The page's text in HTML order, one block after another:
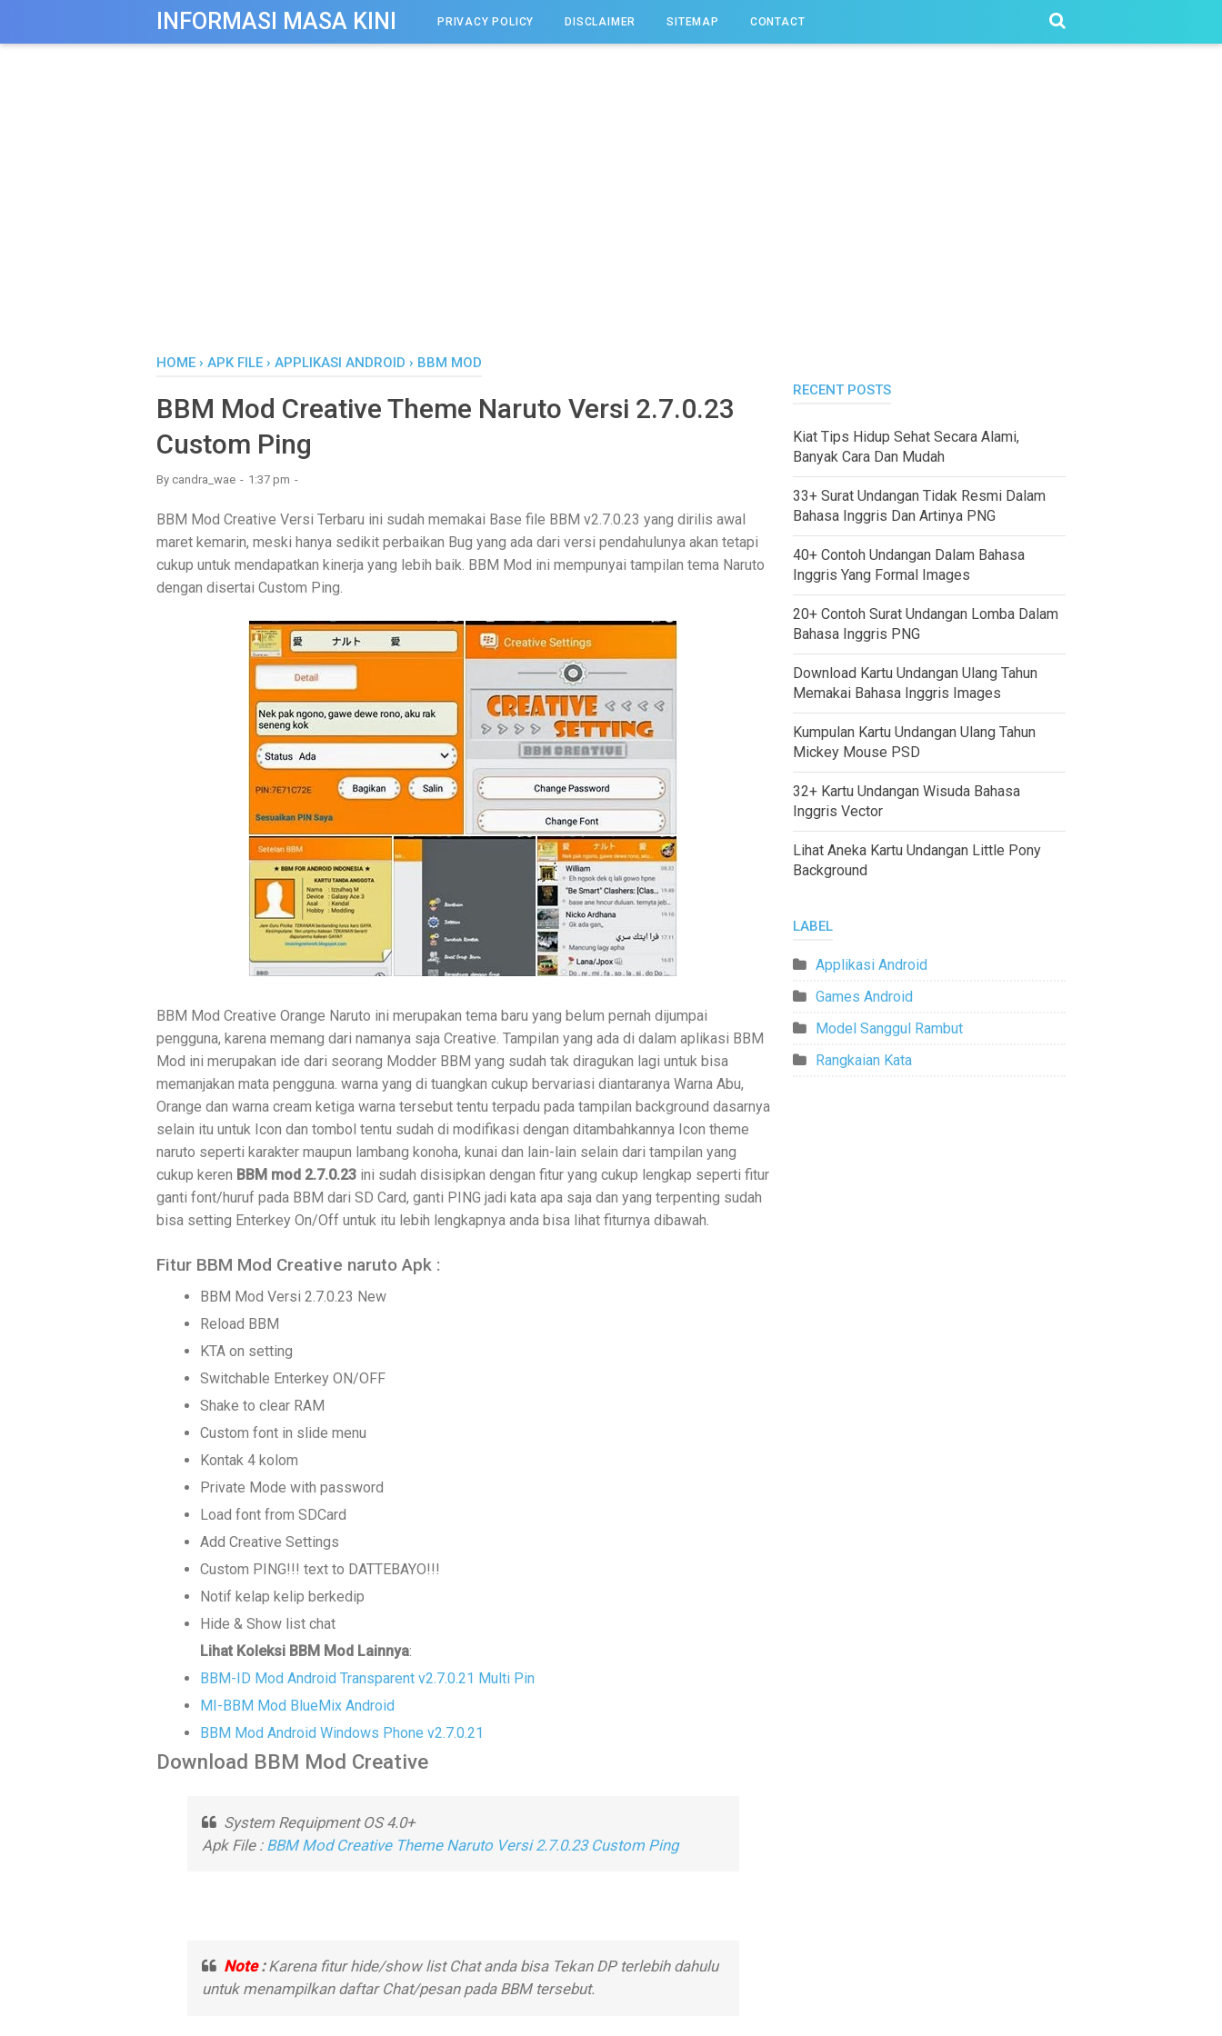
INFORMASI MASA KINI PRIVACY POLICY DISCLAIMER SITEMAP CONTACT
HOME › APK FILE › APPLIKASI ANDROID › BBM MOD
BBM Mod Creative Theme Naruto Versi 2.7.0.23
Custom Ping
By candra_wae 1:37 pm
BBM Mod Creative Versi Terbaru ini sudah memakai Base file BBM v2.7.0.23 yang dirilis awal
maret kemarin, meski hanya sedikit perbaikan Bug yang ada dari versi pendahulunya akan tetapi
cukup untuk mendapatkan kinerja yang lebih baik. BBM Mod ini mempunyai tampilan tema Naruto
dengan disertai Custom Ping.
BBM Mod Creative Orange Naruto ini merupakan tema baru yang belum pernah dijumpai
pengguna, karena memang dari namanya saja Creative. Tampilan yang ada di dalam aplikasi BBM
Mod ini merupakan ide dari seorang Modder BBM yang sudah tak diragukan lagi untuk bisa
memanjakan mata pengguna. warna yang di tuangkan cukup bervariasi diantaranya Warna Abu,
Orange dan warna cream ketiga warna tersebut tentu terpadu pada tampilan background dasarnya
selain itu untuk Icon dan tombol tentu sudah di modifikasi dengan ditambahkannya Icon theme
naruto seperti karakter maupun lambang konoha, kunai dan lain-lain selain dari tampilan yang
cukup keren BBM mod 2.7.0.23 ini sudah disisipkan dengan fitur yang cukup lengkap seperti fitur
ganti font/huruf pada BBM dari SD Card, ganti PING jadi kata apa saja dan yang terpenting sudah
bisa setting Enterkey On/Off untuk itu lebih lengkapnya anda bisa lihat fiturnya dibawah.
Fitur BBM Mod Creative naruto Apk :
BBM Mod Versi 2.7.0.23 New
Reload BBM
KTA on setting
Switchable Enterkey ON/OFF
Shake to clear RAM
Custom font in slide menu
Kontak 4 kolom
Private Mode with password
Load font from SDCard
Add Creative Settings
Custom PING!!! text to DATTEBAYO!!!
Notif kelap kelip berkedip
Hide & Show list chat
Lihat Koleksi BBM Mod Lainnya:
BBM-ID Mod Android Transparent v2.7.0.21 Multi Pin
MI-BBM Mod BlueMix Android
BBM Mod Android Windows Phone v2.7.0.21
Download BBM Mod Creative
System Requipment OS 4.0+
Apk File : BBM Mod Creative Theme Naruto Versi 2.7.0.23 Custom Ping
Note:Karena fitur hide/show list Chat anda bisa Tekan DP terlebih dahulu
untuk menampilkan daftar Chat/pesan pada BBM tersebut.
RECENT POSTS
Kiat Tips Hidup Sehat Secara Alami,
Banyak Cara Dan Mudah
33+ Surat Undangan Tidak Resmi Dalam
Bahasa Inggris Dan Artinya PNG
40+ Contoh Undangan Dalam Bahasa
Inggris Yang Formal Images
20+ Contoh Surat Undangan Lomba Dalam
Bahasa Inggris PNG
Download Kartu Undangan Ulang Tahun
Memakai Bahasa Inggris Images
Kumpulan Kartu Undangan Ulang Tahun
Mickey Mouse PSD
32+ Kartu Undangan Wisuda Bahasa
Inggris Vector
Lihat Aneka Kartu Undangan Little Pony
Background
LABEL
Applikasi Android
Games Android
Model Sanggul Rambut
Rangkaian Kata